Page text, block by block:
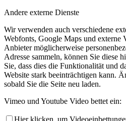
Andere externe Dienste
Wir verwenden auch verschiedene
Webfonts, Google Maps und externe
Anbieter möglicherweise
Adresse sammeln, können Sie diese
Sie, dass dies die Funktionalität und
Website stark beeinträchtigen kann.
sobald Sie die Seite neu laden.
Vimeo und Youtube Video bettet ein:
Hier klicken, um